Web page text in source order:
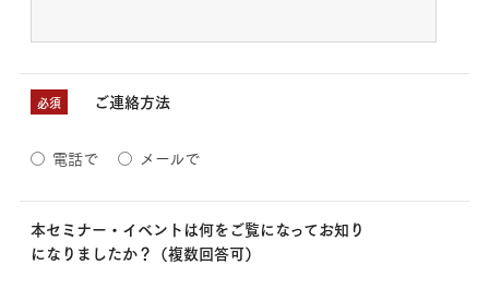
必須 ご連絡方法
電話で メールで
本セミナー・イベントは何をご覧になってお知り
になりましたか？（複数回答可）